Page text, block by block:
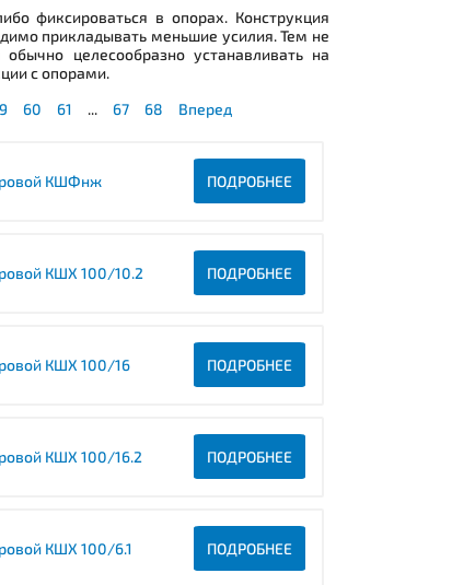
фиксироваться в опорах. Конструкция
прикладывать меньшие усилия. Тем не
целесообразно устанавливать на
с опорами.
60 61 ... 67 68 Вперед
КШФнж ПОДРОБНЕЕ
КШХ 100/10.2 ПОДРОБНЕЕ
КШХ 100/16 ПОДРОБНЕЕ
КШХ 100/16.2 ПОДРОБНЕЕ
КШХ 100/6.1 ПОДРОБНЕЕ